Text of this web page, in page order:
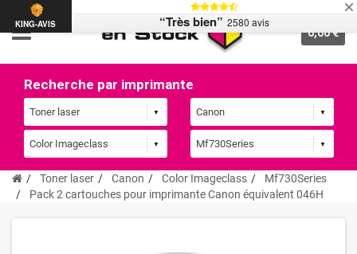
0,00 €
Recherche par imprimante
Toner laser Canon Color Imageclass
Mf730Series
Pack 2 cartouches pour imprimante Canon équivalent 046H
KING-AVIS “Très bien” 2580 avis